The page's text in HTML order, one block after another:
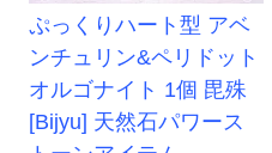
ぷっくりハート型 アベ
ンチュリン&ペリドット
オルゴナイト 1個 毘殊
[Bijyu] 天然石パワース